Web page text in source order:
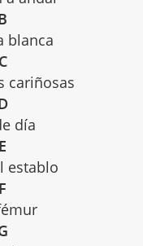
blanca
cariñosas
día
establo